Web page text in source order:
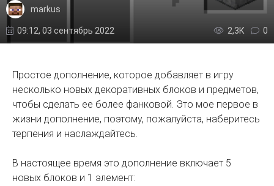
markus
09:12, 03 сентябрь 2022 2,3К 0
Простое дополнение, которое добавляет в игру
несколько новых декоративных блоков и предметов,
чтобы сделать ее более фанковой. Это мое первое в
жизни дополнение, поэтому, пожалуйста, наберитесь
терпения и наслаждайтесь.
В настоящее время это дополнение включает 5
новых блоков и 1 элемент: